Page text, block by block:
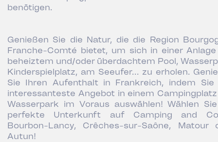
benötigen.
Genießen Sie die Natur, die die Region
Franche-Comté bietet, um sich in einer
beheiztem und/oder überdachtem Pool,
Kinderspielplatz, am Seeufer... zu erholen.
Sie Ihren Aufenthalt in Frankreich, indem Sie
interessanteste Angebot in einem
Wasserpark im Voraus auswählen! Wählen
perfekte Unterkunft auf Camping and
Bourbon-Lancy, Crêches-sur-Saône, Matour
Autun!